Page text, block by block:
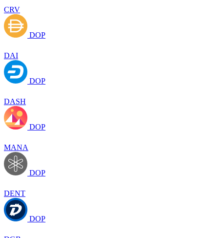
CRV
DOP
DAI
DOP
DASH
DOP
MANA
DOP
DENT
DOP